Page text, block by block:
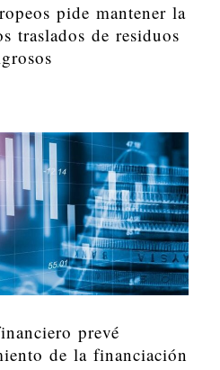
pide mantener la
traslados de residuos
prevé
de la financiación